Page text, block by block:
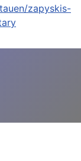
zapyskis-